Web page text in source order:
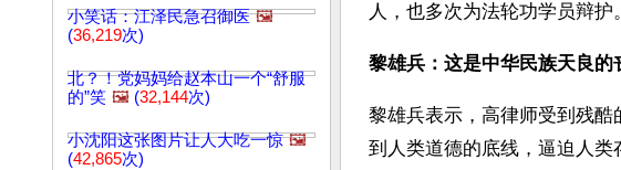
小笑话：江泽民急召御医 🖼️
(36,219次)
北？！党妈妈给赵本山一个“舒服
的”笑 🖼️ (32,144次)
小沈阳这张图片让人大吃一惊 🖼️
(42,865次)
人，也多次为法轮功学员辩护。
黎雄兵：这是中华民族天良的
黎雄兵表示，高律师受到残
到人类道德的底线，逼迫人